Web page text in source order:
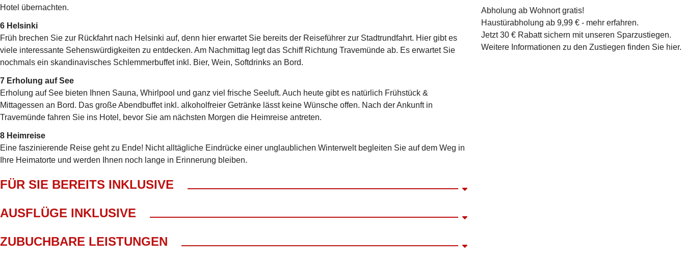
Hotel übernachten.
6 Helsinki
Früh brechen Sie zur Rückfahrt nach Helsinki auf, denn hier erwartet Sie bereits der Reiseführer zur Stadtrundfahrt. Hier gibt es
viele interessante Sehenswürdigkeiten zu entdecken. Am Nachmittag legt das Schiff Richtung Travemünde ab. Es erwartet Sie
nochmals ein skandinavisches Schlemmerbuffet inkl. Bier, Wein, Softdrinks an Bord.
7 Erholung auf See
Erholung auf See bieten Ihnen Sauna, Whirlpool und ganz viel frische Seeluft. Auch heute gibt es natürlich Frühstück &
Mittagessen an Bord. Das große Abendbuffet inkl. alkoholfreier Getränke lässt keine Wünsche offen. Nach der Ankunft in
Travemünde fahren Sie ins Hotel, bevor Sie am nächsten Morgen die Heimreise antreten.
8 Heimreise
Eine faszinierende Reise geht zu Ende! Nicht alltägliche Eindrücke einer unglaublichen Winterwelt begleiten Sie auf dem Weg in
Ihre Heimatorte und werden Ihnen noch lange in Erinnerung bleiben.
FÜR SIE BEREITS INKLUSIVE
Abholung ab Wohnort gratis!*
Fahrt im modernen Fernreisebus
Bordbegleitung
AUSFLÜGE INKLUSIVE
Besuch Elch- & Rentier Herrenhaus
ZUBUCHBARE LEISTUNGEN
Abholung ab Wohnort gratis!
Haustürabholung ab 9,99 € - mehr erfahren.
Jetzt 30 € Rabatt sichern mit unseren Sparzustiegen.
Weitere Informationen zu den Zustiegen finden Sie hier.